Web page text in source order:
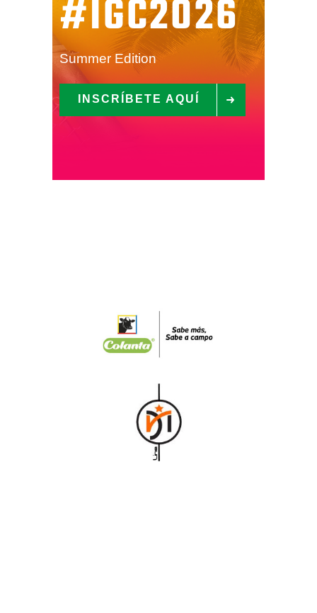
#IGC2026
Summer Edition
INSCRÍBETE AQUÍ